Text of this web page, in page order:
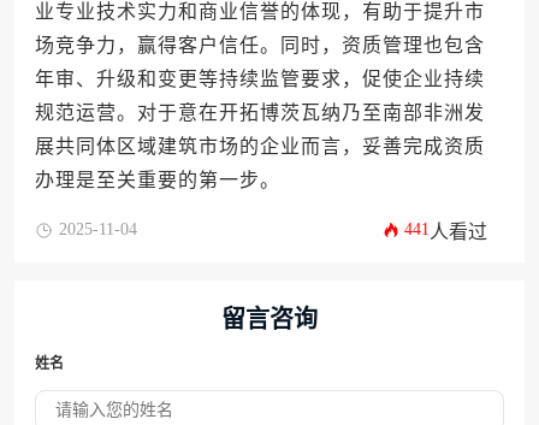
业专业技术实力和商业信誉的体现，有助于提升市
场竞争力，赢得客户信任。同时，资质管理也包含
年审、升级和变更等持续监管要求，促使企业持续
规范运营。对于意在开拓博茨瓦纳乃至南部非洲发
展共同体区域建筑市场的企业而言，妥善完成资质
办理是至关重要的第一步。
2025-11-04 441 人看过
留言咨询
姓名